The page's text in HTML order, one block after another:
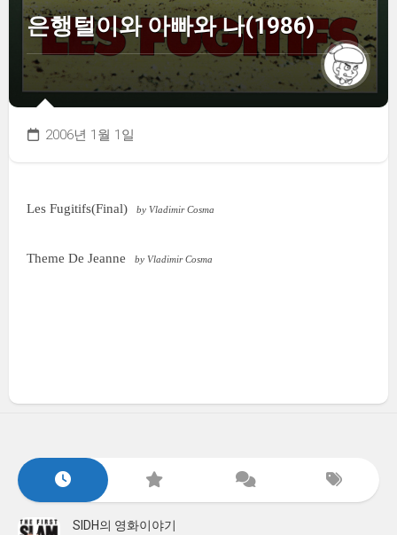
은행털이와 아빠와 나(1986)
2006년 1월 1일
Les Fugitifs(Final) by Vladimir Cosma
Theme De Jeanne by Vladimir Cosma
SIDH의 영화이야기